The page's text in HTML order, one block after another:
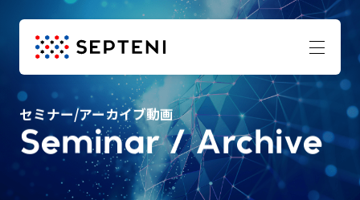
セミナー/アーカイブ動画
Seminar / Archive